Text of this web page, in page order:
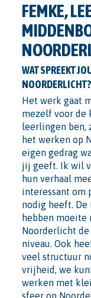
FEMKE,
WAT SPREEKT
NOORDERLICHT?
Het werk gaat
mezelf voor de
leerlingen ben,
het werken op
eigen gedrag
jij geeft. Ik wil
hun verhaal
interessant om
nodig heeft. De
hebben moeite
Noorderlicht
niveau. Ook
veel structuur
vrijheid, we
werken met
sfeer op